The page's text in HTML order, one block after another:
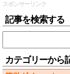
スポンサーリンク
記事を検索する
カテゴリーから